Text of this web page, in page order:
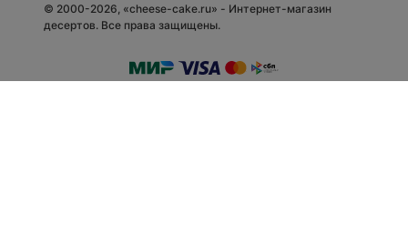
© 2000-2026, «cheese-cake.ru» - Интернет-магазин
десертов. Все права защищены.